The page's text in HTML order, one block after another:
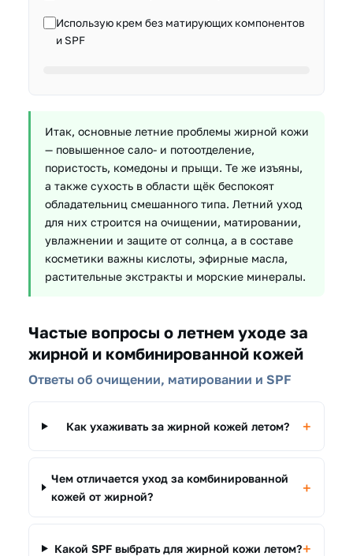
Использую крем без матирующих компонентов
и SPF
Итак, основные летние проблемы жирной кожи
— повышенное сало- и потоотделение,
пористость, комедоны и прыщи. Те же изъяны,
а также сухость в области щёк беспокоят
обладательниц смешанного типа. Летний уход
для них строится на очищении, матировании,
увлажнении и защите от солнца, а в составе
косметики важны кислоты, эфирные масла,
растительные экстракты и морские минералы.
Частые вопросы о летнем уходе за
жирной и комбинированной кожей
Ответы об очищении, матировании и SPF
Как ухаживать за жирной кожей летом?
Чем отличается уход за комбинированной
кожей от жирной?
Какой SPF выбрать для жирной кожи летом?